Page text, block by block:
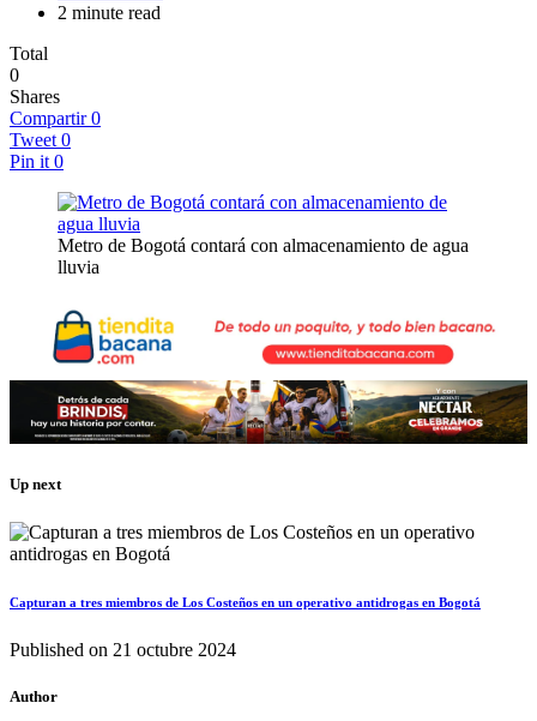
2 minute read
Total
0
Shares
Compartir 0
Tweet 0
Pin it 0
Metro de Bogotá contará con almacenamiento de agua
lluvia
Up next
Capturan a tres miembros de Los Costeños en un operativo antidrogas en Bogotá
Published on 21 octubre 2024
Author